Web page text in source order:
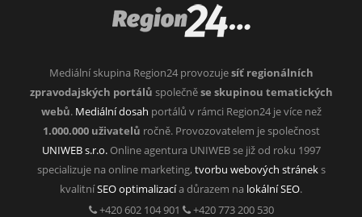
Mediální skupina Region24 provozujesíť regionálních
zpravodajských portálů společněse skupinou tematických
webů. Mediální dosah portálů v rámci Region24 je více než
1.000.000 uživatelů ročně. Provozovatelem je společnost
UNIWEB s.r.o.Online agentura UNIWEB se již od roku 1997
specializuje na online marketing, tvorbu webových stráneks
kvalitníSEO optimalizacía důrazem na lokální SEO.
+420 602 104 901
+420 773 200 530